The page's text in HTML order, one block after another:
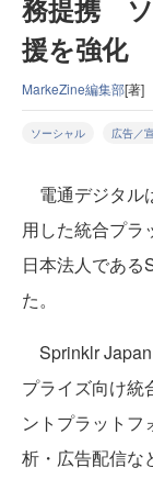
務提携 ソ
援を強化
MarkeZine編集部[著]
ソーシャル 広告／
電通デジタル
用した統合プラ
日本法人である
た。
Sprinklr
プライズ向け統
ントプラットフ
析・広告配信な